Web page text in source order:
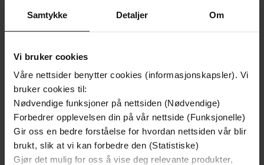
Samtykke Detaljer Om
Vi bruker cookies
Våre nettsider benytter cookies (informasjonskapsler). Vi
bruker cookies til:
Nødvendige funksjoner på nettsiden (Nødvendige)
Forbedrer opplevelsen din på vår nettside (Funksjonelle)
Gir oss en bedre forståelse for hvordan nettsiden vår blir
brukt, slik at vi kan forbedre den (Statistiske)
Gjør det mulig for oss å vise deg relevante produkter,
199,-
Minnesota
Jo Nesbø
EBOK
349,-
Utskudd
Jørn Lier Horst